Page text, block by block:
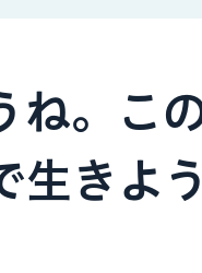
ね。こ
生きよ